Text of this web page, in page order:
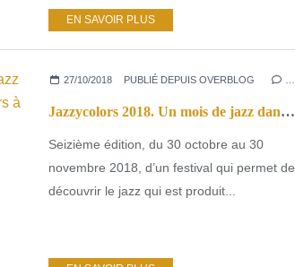
EN SAVOIR PLUS
27/10/2018 PUBLIÉ DEPUIS OVERBLOG
Jazzycolors 2018. Un mois de jazz dans les centres culturels étrangers à Paris
Seizième édition, du 30 octobre au 30
novembre 2018, d’un festival qui permet de
découvrir le jazz qui est produit...